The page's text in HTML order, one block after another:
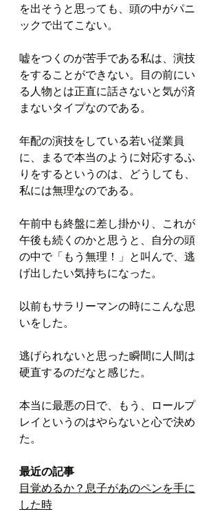
を出そうと思っても、頭の中がパニ
ックで出てこない。
嘘をつくのが苦手である私は、演技
をすることができない。目の前にい
る人物とは正直に話さないと気が済
まないタイプなのである。
年配の演技をしている若い従業員
に、まるで本当のように対応するふ
りをするというのは、どうしても、
私には無理なのである。
午前中も終盤に差し掛かり、これが
午後も続くのかと思うと、自分の頭
の中で「もう無理！」と叫んで、逃
げ出したい気持ちになった。
以前もサラリーマンの時にこんな思
いをした。
逃げられないと思った瞬間に人間は
硬直するのだなと感じた。
本当に最悪の日で、もう、ロールプ
レイというのはやらないと心で決め
た。
最近の記事
目覚めるか？息子があのペンを手に
した時